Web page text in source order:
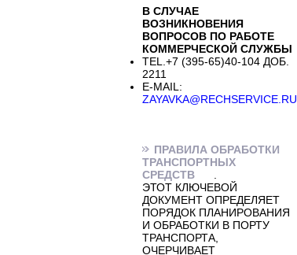
В СЛУЧАЕ
ВОЗНИКНОВЕНИЯ
ВОПРОСОВ ПО РАБОТЕ
КОММЕРЧЕСКОЙ СЛУЖБЫ
TEL.+7 (395-65)40-104 ДОБ.
2211
E-MAIL:
ZAYAVKA@RECHSERVICE.RU
ПРАВИЛА ОБРАБОТКИ
ТРАНСПОРТНЫХ
СРЕДСТВ
ЭТОТ КЛЮЧЕВОЙ
ДОКУМЕНТ ОПРЕДЕЛЯЕТ
ПОРЯДОК ПЛАНИРОВАНИЯ
И ОБРАБОТКИ В ПОРТУ
ТРАНСПОРТА,
ОЧЕРЧИВАЕТ